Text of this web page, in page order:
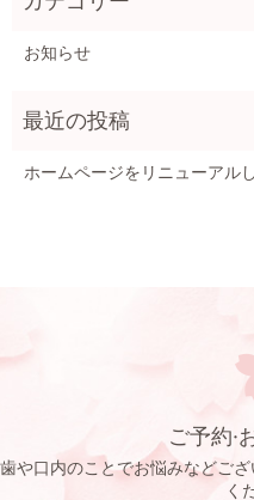
お知らせ
ホームページをリニューアル
ご予約·
歯や口内のことでお悩みなどご
く